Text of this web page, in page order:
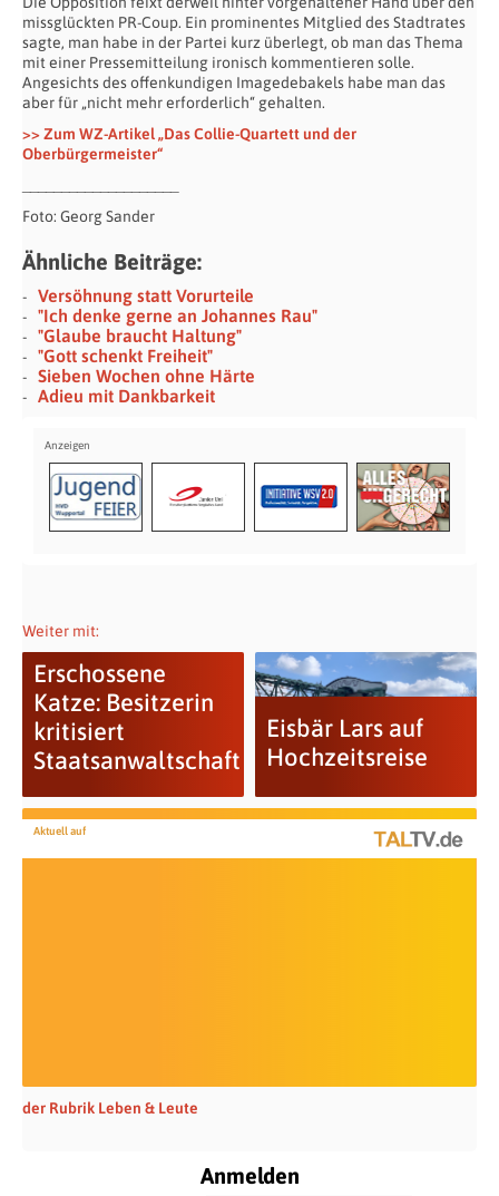
missglückten PR-Coup. Ein prominentes Mitglied des Stadtrates
sagte, man habe in der Partei kurz überlegt, ob man das Thema
mit einer Pressemitteilung ironisch kommentieren solle.
Angesichts des offenkundigen Imagedebakels habe man das
aber für „nicht mehr erforderlich“ gehalten.
>> Zum WZ-Artikel „Das Collie-Quartett und der
Oberbürgermeister“
Foto: Georg Sander
Ähnliche Beiträge:
Versöhnung statt Vorurteile
"Ich denke gerne an Johannes Rau"
"Glaube braucht Haltung"
"Gott schenkt Freiheit"
Sieben Wochen ohne Härte
Adieu mit Dankbarkeit
Weiter mit:
Erschossene
Katze: Besitzerin
kritisiert
Staatsanwaltschaft
Eisbär Lars auf
Hochzeitsreise
Aktuell auf
der Rubrik Leben & Leute
Anmelden